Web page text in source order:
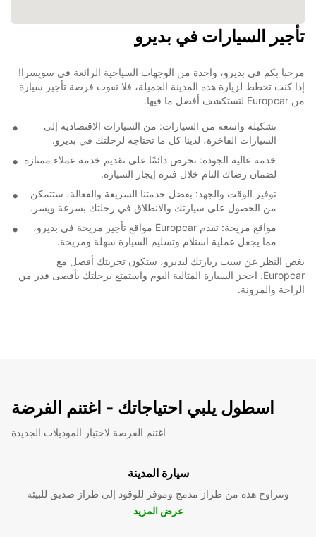
تأجير السيارات في بديرو
مرحبا بكم في بديرو، واحدة من الوجهات السياحية الرائعة في سويسرا!
إذا كنت تخطط لزيارة هذه المدينة الجميلة، فلا تفوت فرصة تأجير سيارة
من Europcar لتستكشف أفضل ما فيها.
تشكيلة واسعة من السيارات: من السيارات الاقتصادية إلى
السيارات الفاخرة، لدينا كل ما تحتاجه لرحلتك في بديرو.
خدمة عالية الجودة: نحرص دائمًا على تقديم خدمة عملاء ممتازة
لضمان رضاك التام خلال فترة إيجار السيارة.
توفير الوقت والجهد: بفضل خدمتنا السريعة والفعالة، ستتمكن
من الحصول على سيارتك والانطلاق في رحلتك بسرعة ويسر.
مواقع مريحة: تقدم Europcar مواقع تأجير مريحة في بديرو،
مما يجعل عملية استلام وتسليم السيارة سهلة ومريحة.
بغض النظر عن سبب زيارتك لبديرو، ستكون تجربتك أفضل مع
Europcar. احجز السيارة المثالية اليوم واستمتع برحلتك بأقصى قدر من
الراحة والمرونة.
اسطول يلبي احتياجاتك - اغتنم الفرضة
اغتنم الفرصة لاختبار الموديلات الجديدة
سيارة المدينة
وتتراوح هذه من طراز مدمج وموفر للوقود إلى طراز صديق للبيئة
عرض المزيد